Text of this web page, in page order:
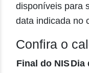
disponíveis para
data indicada no
Confira o
Final do NISDia